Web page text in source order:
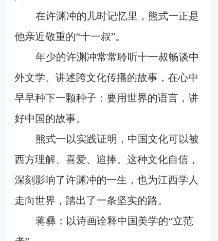
在许渊冲的儿时记忆里，熊式一正是
他亲近敬重的“十一叔”。
年少的许渊冲常常聆听十一叔畅谈中
外文学、讲述跨文化传播的故事，在心中
早早种下一颗种子：要用世界的语言，讲
好中国的故事。
熊式一以实践证明，中国文化可以被
西方理解、喜爱、追捧。这种文化自信，
深刻影响了许渊冲的一生，也为江西学人
走向世界，踏出了一条坚实的路。
蒋彝：以诗画诠释中国美学的“立范